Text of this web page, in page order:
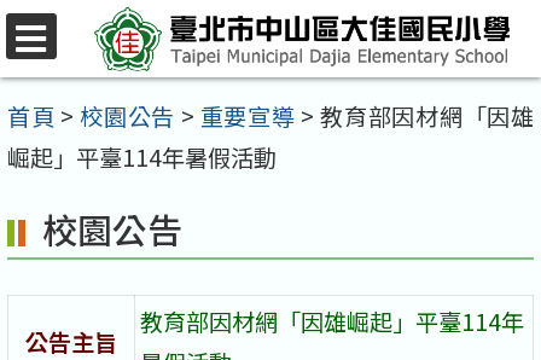
跳
至
主
要
容
區
首頁 > 校園公告 > 重要宣導 > 教育部因材網「因雄
崛起」平臺114年暑假活動
校園公告
公告主旨
教育部因材網「因雄崛起」平臺114年
選
單